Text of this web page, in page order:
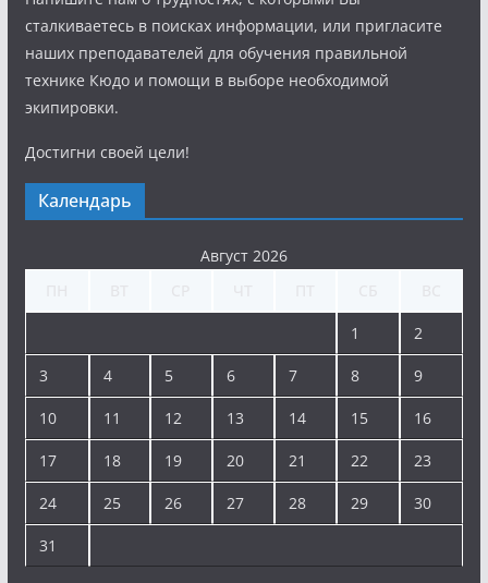
сталкиваетесь в поисках информации, или пригласите
наших преподавателей для обучения правильной
технике Кюдо и помощи в выборе необходимой
экипировки.
Достигни своей цели!
Календарь
Август 2026
1 2
3 4 5 6 7 8 9
10 11 12 13 14 15 16
17 18 19 20 21 22 23
24 25 26 27 28 29 30
31